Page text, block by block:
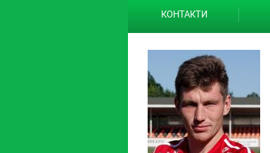
КОНТАКТИ